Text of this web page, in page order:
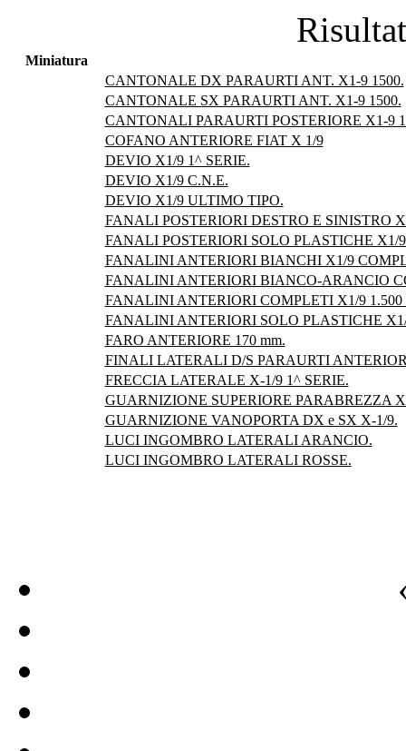
Miniatura
CANTONALE DX PARAURTI ANT. X1-9 1500.
CANTONALE SX PARAURTI ANT. X1-9 1500.
CANTONALI PARAURTI POSTERIORE X1-9
COFANO ANTERIORE FIAT X 1/9
DEVIO X1/9 1^ SERIE.
DEVIO X1/9 C.N.E.
DEVIO X1/9 ULTIMO TIPO.
FANALI POSTERIORI DESTRO E SINISTRO
FANALI POSTERIORI SOLO PLASTICHE X1/
FANALINI ANTERIORI BIANCHI X1/9
FANALINI ANTERIORI BIANCO-ARANCIO
FANALINI ANTERIORI COMPLETI X1/9 1.500
FANALINI ANTERIORI SOLO PLASTICHE
FARO ANTERIORE 170 mm.
FINALI LATERALI D/S PARAURTI
FRECCIA LATERALE X-1/9 1^ SERIE.
GUARNIZIONE SUPERIORE PARABREZZA
GUARNIZIONE VANOPORTA DX e SX X-1/9.
LUCI INGOMBRO LATERALI ARANCIO.
LUCI INGOMBRO LATERALI ROSSE.